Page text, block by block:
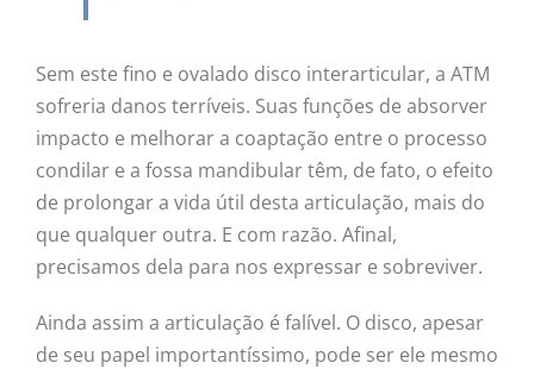
Sem este fino e ovalado disco interarticular, a ATM
sofreria danos terríveis. Suas funções de absorver
impacto e melhorar a coaptação entre o processo
condilar e a fossa mandibular têm, de fato, o efeito
de prolongar a vida útil desta articulação, mais do
que qualquer outra. E com razão. Afinal,
precisamos dela para nos expressar e sobreviver.
Ainda assim a articulação é falível. O disco, apesar
de seu papel importantíssimo, pode ser ele mesmo